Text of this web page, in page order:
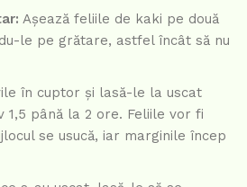
Așează feliile de kaki pe două
le pe grătare, astfel încât să nu
în cuptor și lasă-le la uscat
1,5 până la 2 ore. Feliile vor fi
se usucă, iar marginile încep